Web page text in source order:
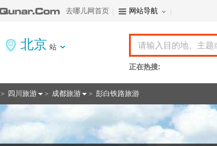
去哪儿网首页 网站导航
北京 站
正在热搜:
> 四川旅游 > 成都旅游 > 彭白铁路旅游